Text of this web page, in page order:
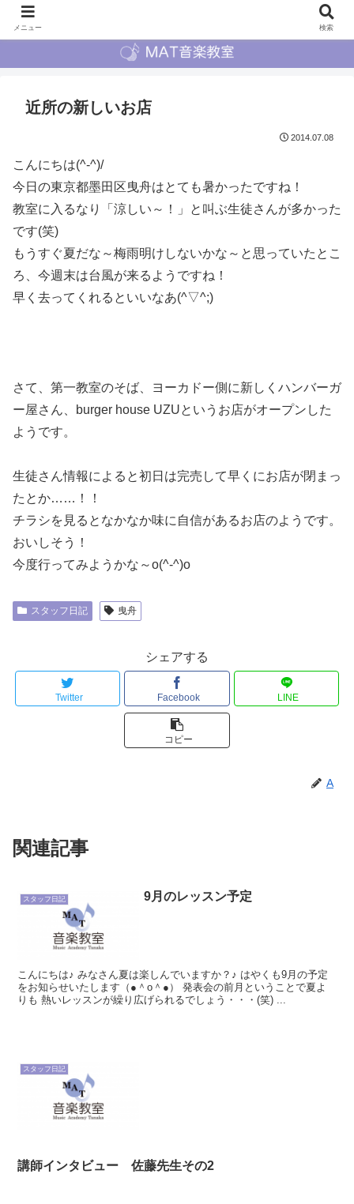
近所の新しいお店
2014.07.08
こんにちは(^-^)/
今日の東京都墨田区曳舟はとても暑かったですね！
教室に入るなり「涼しい～！」と叫ぶ生徒さんが多かった
です(笑)
もうすぐ夏だな～梅雨明けしないかな～と思っていたとこ
ろ、今週末は台風が来るようですね！
早く去ってくれるといいなあ(^▽^;)
さて、第一教室のそば、ヨーカドー側に新しくハンバーガ
ー屋さん、
burger house UZUというお店がオープンした
ようです。
生徒さん情報によると初日は完売して早くにお店が閉まっ
たとか……！！
チラシを見るとなかなか味に自信があるお店のようです。
おいしそう！
今度行ってみようかな～o(^-^)o
スタッフ日記 曳舟
シェアする
Twitter Facebook LINE
コピー
A
関連記事
スタッフ日記 9月のレッスン予定
こんにちは♪ みなさん夏は楽しんでいますか？♪ はやくも9月の予定
をお知らせいたします（●＾o＾●） 発表会の前月ということで夏よ
りも 熱いレッスンが繰り広げられるでしょう・・・(笑) ...
スタッフ日記
講師インタビュー 佐藤先生その2
メニュー 検索